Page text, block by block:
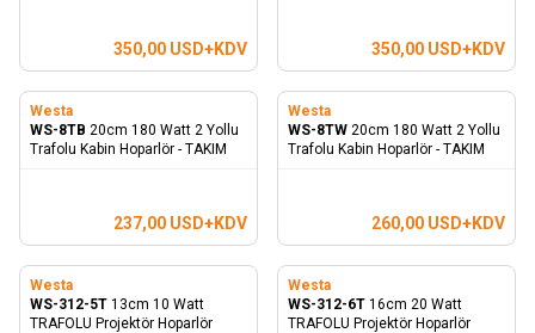
350,00 USD+KDV 350,00 USD+KDV
Westa
WS-8TB 20cm 180 Watt 2 Yollu
Trafolu Kabin Hoparlör - TAKIM
237,00 USD+KDV
Westa
WS-8TW 20cm 180 Watt 2 Yollu
Trafolu Kabin Hoparlör - TAKIM
260,00 USD+KDV
Westa
WS-312-5T 13cm 10 Watt
TRAFOLU Projektör Hoparlör
Westa
WS-312-6T 16cm 20 Watt
TRAFOLU Projektör Hoparlör